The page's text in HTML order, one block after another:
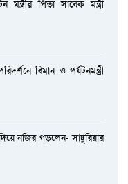
মন্ত্রীর পিতা সাবেক মন্ত্রী
বিমান ও পর্যটনমন্ত্রী
নজির গড়লেন- সাটুরিয়ার